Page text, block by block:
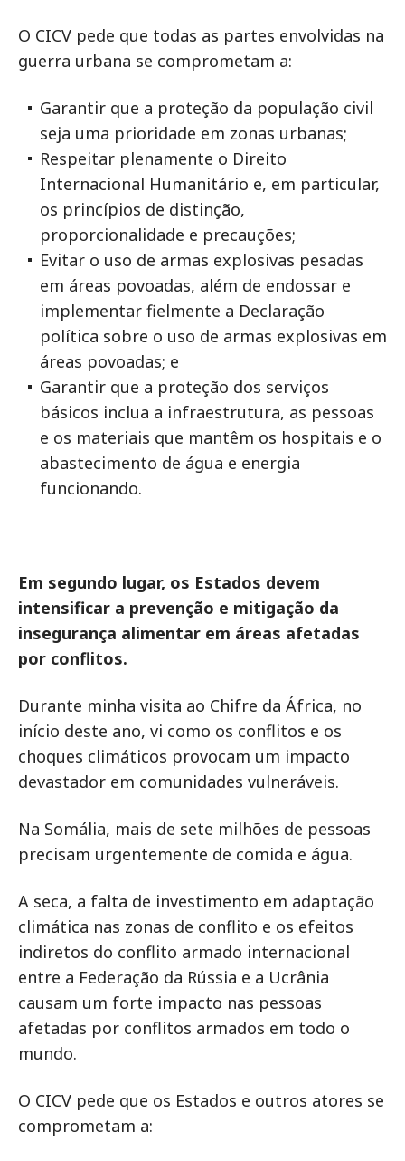
O CICV pede que todas as partes envolvidas na
guerra urbana se comprometam a:
Garantir que a proteção da população civil
seja uma prioridade em zonas urbanas;
Respeitar plenamente o Direito
Internacional Humanitário e, em particular,
os princípios de distinção,
proporcionalidade e precauções;
Evitar o uso de armas explosivas pesadas
em áreas povoadas, além de endossar e
implementar fielmente a Declaração
política sobre o uso de armas explosivas em
áreas povoadas; e
Garantir que a proteção dos serviços
básicos inclua a infraestrutura, as pessoas
e os materiais que mantêm os hospitais e o
abastecimento de água e energia
funcionando.
Em segundo lugar, os Estados devem
intensificar a prevenção e mitigação da
insegurança alimentar em áreas afetadas
por conflitos.
Durante minha visita ao Chifre da África, no
início deste ano, vi como os conflitos e os
choques climáticos provocam um impacto
devastador em comunidades vulneráveis.
Na Somália, mais de sete milhões de pessoas
precisam urgentemente de comida e água.
A seca, a falta de investimento em adaptação
climática nas zonas de conflito e os efeitos
indiretos do conflito armado internacional
entre a Federação da Rússia e a Ucrânia
causam um forte impacto nas pessoas
afetadas por conflitos armados em todo o
mundo.
O CICV pede que os Estados e outros atores se
comprometam a: